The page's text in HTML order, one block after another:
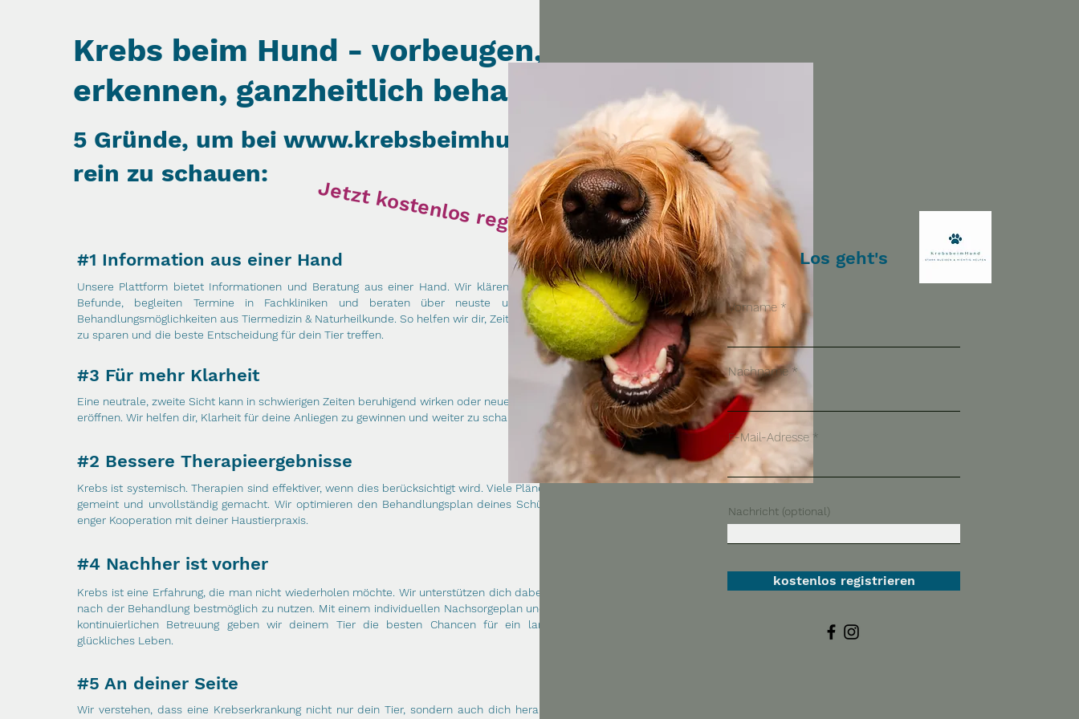
Krebs beim Hund - vorbeugen,
erkennen, ganzheitlich behandeln
5 Gründe, um bei www.krebsbeimhund.com
rein zu schauen:
Jetzt kostenlos registrieren!
#1 Information aus einer Hand
Unsere Plattform bietet Informationen und Beratung aus einer Hand. Wir klären medizinische
Befunde, begleiten Termine in Fachkliniken und beraten über neuste und bewährte
Behandlungsmöglichkeiten aus Tiermedizin & Naturheilkunde. So helfen wir dir, Zeit und Aufwand
zu sparen und die beste Entscheidung für dein Tier treffen.
#3 Für mehr Klarheit
Eine neutrale, zweite Sicht kann in schwierigen Zeiten beruhigend wirken oder neue Perspektiven
eröffnen. Wir helfen dir, Klarheit für deine Anliegen zu gewinnen und weiter zu schauen.
#2 Bessere Therapieergebnisse
Krebs ist systemisch. Therapien sind effektiver, wenn dies berücksichtigt wird. Viele Pläne sind gut
gemeint und unvollständig gemacht. Wir optimieren den Behandlungsplan deines Schützlings in
enger Kooperation mit deiner Haustierpraxis.
#4 Nachher ist vorher
Krebs ist eine Erfahrung, die man nicht wiederholen möchte. Wir unterstützen dich dabei, die Zeit
nach der Behandlung bestmöglich zu nutzen. Mit einem individuellen Nachsorgeplan und unserer
kontinuierlichen Betreuung geben wir deinem Tier die besten Chancen für ein langes und
glückliches Leben.
#5 An deiner Seite
Wir verstehen, dass eine Krebserkrankung nicht nur dein Tier, sondern auch dich herausfordert.
Los geht's
Vorname
Nachname
E-Mail-Adresse
Nachricht (optional)
kostenlos registrieren